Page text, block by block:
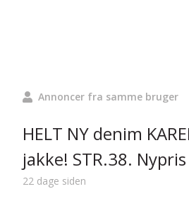
Annoncer fra samme bruger
HELT NY denim
jakke! STR.38.
22 dage siden